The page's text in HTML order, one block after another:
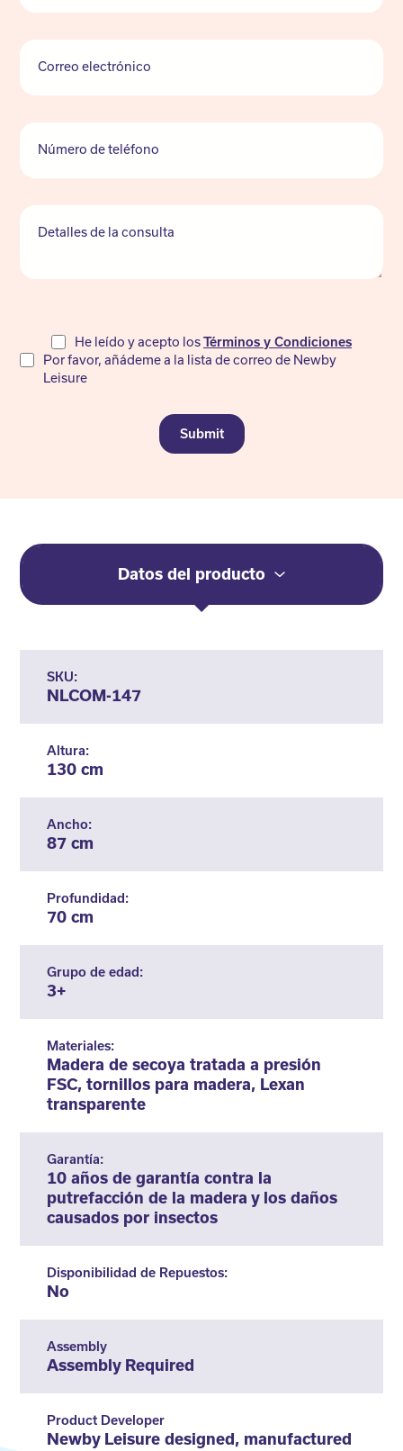
Correo electrónico
Número de teléfono
Detalles de la consulta
not
He leído y acepto losTérminos y Condiciones
Por favor, añádeme a la lista de correo de Newby
Leisure
Submit
Datos del producto
SKU:
NLCOM-147
Altura:
130 cm
Ancho:
87 cm
Profundidad:
70 cm
Grupo de edad:
3+
Materiales:
Madera de secoya tratada a presión
FSC, tornillos para madera, Lexan
transparente
Garantía:
10 años de garantía contra la
putrefacción de la madera y los daños
causados por insectos
Disponibilidad de Repuestos:
No
Assembly
Assembly Required
Product Developer
Newby Leisure designed, manufactured